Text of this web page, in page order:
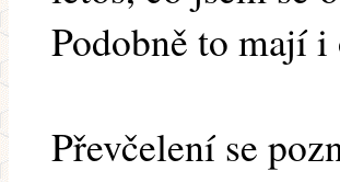
Podobně to mají
Převčelení se